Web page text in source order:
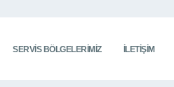
SERVIS BÖLGELERIMIZ İLETIŞIM